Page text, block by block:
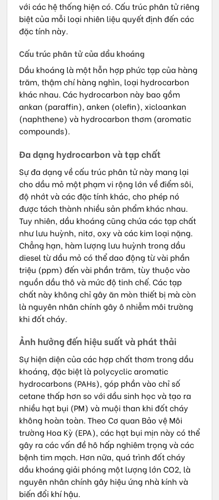
với các hệ thống hiện có. Cấu trúc phân tử riêng
biệt của mỗi loại nhiên liệu quyết định đến các
đặc tính này.
Cấu trúc phân tử của dầu khoáng
Dầu khoáng là một hỗn hợp phức tạp của hàng
trăm, thậm chí hàng nghìn, loại hydrocarbon
khác nhau. Các hydrocarbon này bao gồm
ankan (paraffin), anken (olefin), xicloankan
(naphthene) và hydrocarbon thơm (aromatic
compounds).
Đa dạng hydrocarbon và tạp chất
Sự đa dạng về cấu trúc phân tử này mang lại
cho dầu mỏ một phạm vi rộng lớn về điểm sôi,
độ nhớt và các đặc tính khác, cho phép nó
được tách thành nhiều sản phẩm khác nhau.
Tuy nhiên, dầu khoáng cũng chứa các tạp chất
như lưu huỳnh, nitơ, oxy và các kim loại nặng.
Chẳng hạn, hàm lượng lưu huỳnh trong dầu
diesel từ dầu mỏ có thể dao động từ vài phần
triệu (ppm) đến vài phần trăm, tùy thuộc vào
nguồn dầu thô và mức độ tinh chế. Các tạp
chất này không chỉ gây ăn mòn thiết bị mà còn
là nguyên nhân chính gây ô nhiễm môi trường
khi đốt cháy.
Ảnh hưởng đến hiệu suất và phát thải
Sự hiện diện của các hợp chất thơm trong dầu
khoáng, đặc biệt là polycyclic aromatic
hydrocarbons (PAHs), góp phần vào chỉ số
cetane thấp hơn so với dầu sinh học và tạo ra
nhiều hạt bụi (PM) và muội than khi đốt cháy
không hoàn toàn. Theo Cơ quan Bảo vệ Môi
trường Hoa Kỳ (EPA), các hạt bụi mịn này có thể
gây ra các vấn đề hô hấp nghiêm trọng và các
bệnh tim mạch. Hơn nữa, quá trình đốt cháy
dầu khoáng giải phóng một lượng lớn CO2, là
nguyên nhân chính gây hiệu ứng nhà kính và
biến đổi khí hậu.